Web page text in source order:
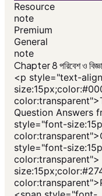
Resource
note
Premium
General
note
Chapter 8 পরিবেশ ও
<p style="text-
Question Answers
style="font-
style="font-